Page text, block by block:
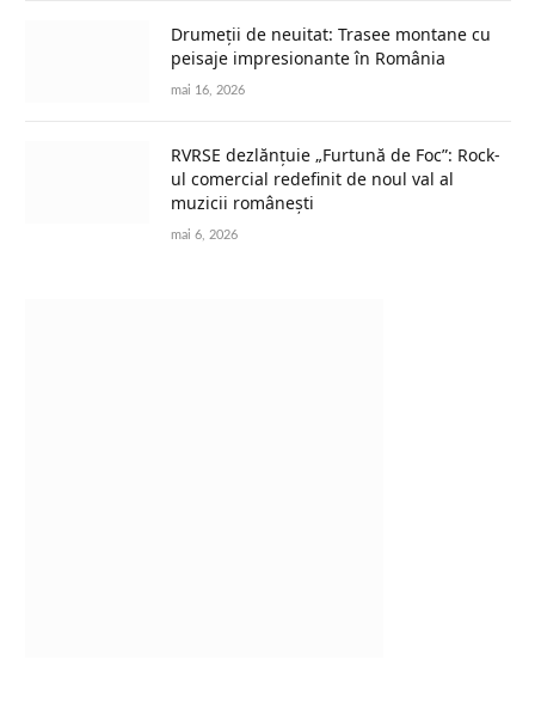
Drumeții de neuitat: Trasee montane cu
peisaje impresionante în România
mai 16, 2026
RVRSE dezlănțuie „Furtună de Foc”: Rock-
ul comercial redefinit de noul val al
muzicii românești
mai 6, 2026